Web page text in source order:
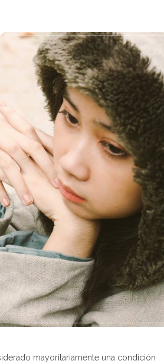
mayoritariamente una condición